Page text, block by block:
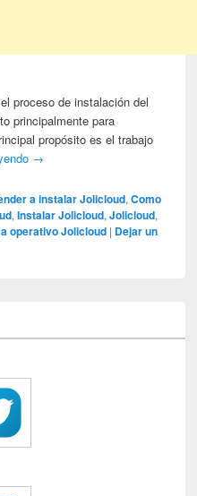
proceso de instalación del
principalmente para
propósito es el trabajo
→
a instalar Jolicloud,Como
,Instalar Jolicloud,Jolicloud,
operativo Jolicloud | Dejar un